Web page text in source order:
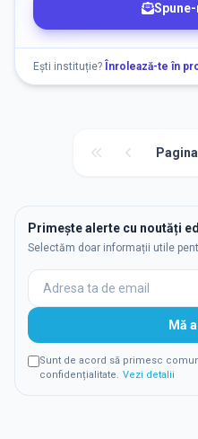
Ești instituție? Înrolează-te în
Pagina
Primește alerte cu noutăți
Selectăm doar informații utile
Mă
Sunt de acord să primesc
confidențialitate. Vezi detalii